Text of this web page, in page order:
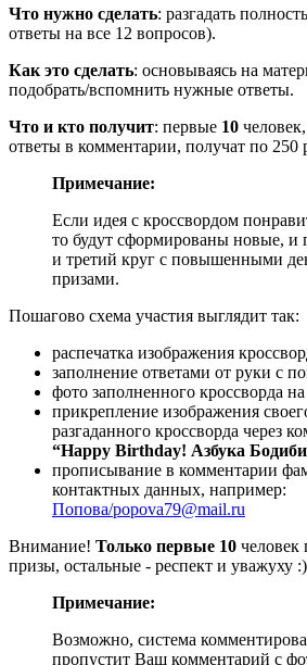
Что нужно сделать: разгадать
ответы на все 12 вопросов).
Как это сделать: основываясь на
подобрать/вспомнить нужные ответы.
Что и кто получит: первые 10
ответы в комментарии, получат по 250
Примечание:
Если идея с кроссвордом
то будут сформированы новые, и
и третий круг с повышенными
призами.
Пошагово схема участия выглядит так:
распечатка изображения
заполнение ответами от руки с
фото заполненного кроссворда
прикрепление изображения
разгаданного кроссворда через
“Happy Birthday! Азбука
прописывание в комментарии
контактных данных, например:
Попова/popova79@mail.ru
Внимание! Только первые 10 человек
призы, остальные - респект и уважуху
Примечание:
Возможно, система
пропустит Ваш комментарий с